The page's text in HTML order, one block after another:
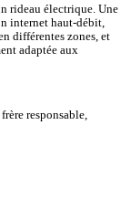
rideau électrique. Une
internet haut-débit,
différentes zones, et
adaptée aux
responsable,